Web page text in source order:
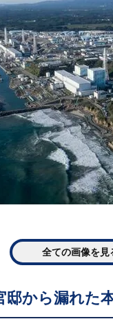
全ての画像を見
邸から漏れた